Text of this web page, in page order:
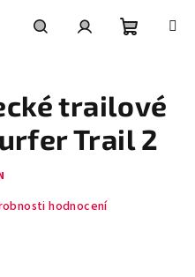
košík
trailové
Trail 2
hodnocení